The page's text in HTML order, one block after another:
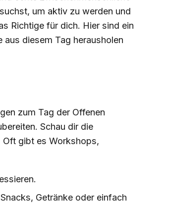
um aktiv zu werden und
Richtige für dich. Hier sind ein
diesem Tag herausholen
zum Tag der Offenen
Schau dir die
Oft gibt es Workshops,
Getränke oder einfach